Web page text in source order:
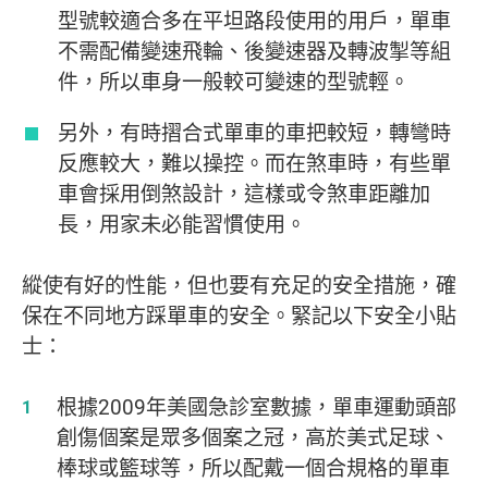
型號較適合多在平坦路段使用的用戶，單車
不需配備變速飛輪、後變速器及轉波掣等組
件，所以車身一般較可變速的型號輕。
另外，有時摺合式單車的車把較短，轉彎時
反應較大，難以操控。而在煞車時，有些單
車會採用倒煞設計，這樣或令煞車距離加
長，用家未必能習慣使用。
縱使有好的性能，但也要有充足的安全措施，確
保在不同地方踩單車的安全。緊記以下安全小貼
士：
根據2009年美國急診室數據，單車運動頭部
創傷個案是眾多個案之冠，高於美式足球、
棒球或籃球等，所以配戴一個合規格的單車